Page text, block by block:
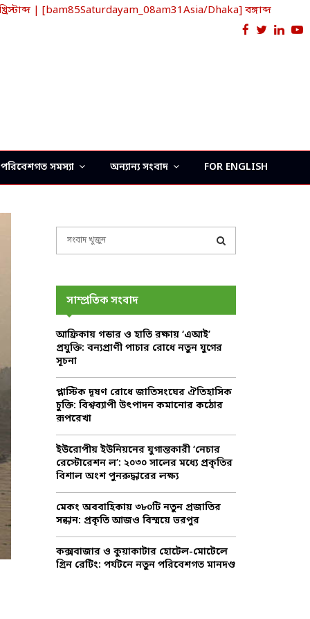
| [bam85Saturdayam_08am31Asia/Dhaka] বঙ্গাব্দ
Facebook
Twitter
পরিবেশগত সমস্যা অন্যান্য সংবাদ FOR ENGLISH
o
r
:
R
C
H
সাম্প্রতিক সংবাদ
আফ্রিকায় গন্ডার ও হাতি রক্ষায় ‘এআই’
প্রযুক্তি: বন্যপ্রাণী পাচার রোধে নতুন যুগের
সূচনা
প্লাস্টিক দূষণ রোধে জাতিসংঘের ঐতিহাসিক
চুক্তি: বিশ্বব্যাপী উৎপাদন কমানোর কঠোর
রূপরেখা
ইউরোপীয় ইউনিয়নের যুগান্তকারী ‘নেচার
রেস্টোরেশন ল’: ২০৩০ সালের মধ্যে প্রকৃতির
বিশাল অংশ পুনরুদ্ধারের লক্ষ্য
মেকং অববাহিকায় ৩৮০টি নতুন প্রজাতির
সন্ধান: প্রকৃতি আজও বিস্ময়ে ভরপুর
কক্সবাজার ও কুয়াকাটার হোটেল-মোটেলে
গ্রিন রেটিং: পর্যটনে নতুন পরিবেশগত মানদণ্ড